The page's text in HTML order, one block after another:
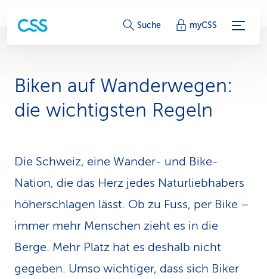
S
i
e
-
n
Suche myCSS
Biken auf Wanderwe­gen:
die wichtigsten Regeln
Die Schweiz, eine Wander- und Bike-
Nation, die das Herz jedes Natur­liebhabers
höherschlagen lässt. Ob zu Fuss, per Bike –
immer mehr Menschen zieht es in die
Berge. Mehr Platz hat es deshalb nicht
gegeben. Umso wichtiger, dass sich Biker